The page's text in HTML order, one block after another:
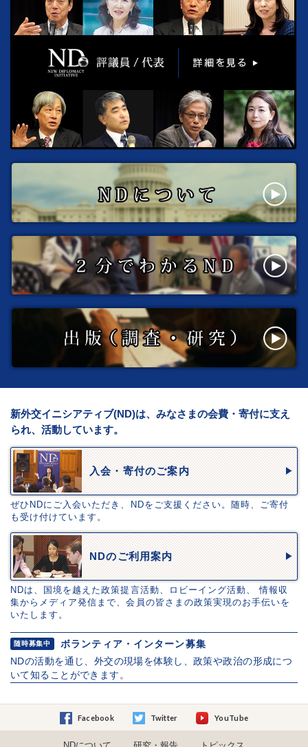
新外交イニシアティブ(ND)は、みなさまの会費・寄付に支え
られ、活動しています。
入会・寄付のご案内
ぜひNDにご入会いただき、NDをご支援ください。随時、ご寄付
も受け付けています。
NDのご利用案内
NDは、国境を越えた政策提言活動、ロビーイング活動、 情報収
集からメディア発信まで、会員の皆さまの政策実現のお手伝いを
いたします。
随時募集中
ボランティア・インターン募集
NDの活動を通じ、外交の現場を体験し、政策や政治の形成につ
いて知ることができます。
Facebook Twitter YouTube